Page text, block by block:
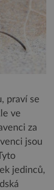
praví se
ve
za
jsou
jedinců,